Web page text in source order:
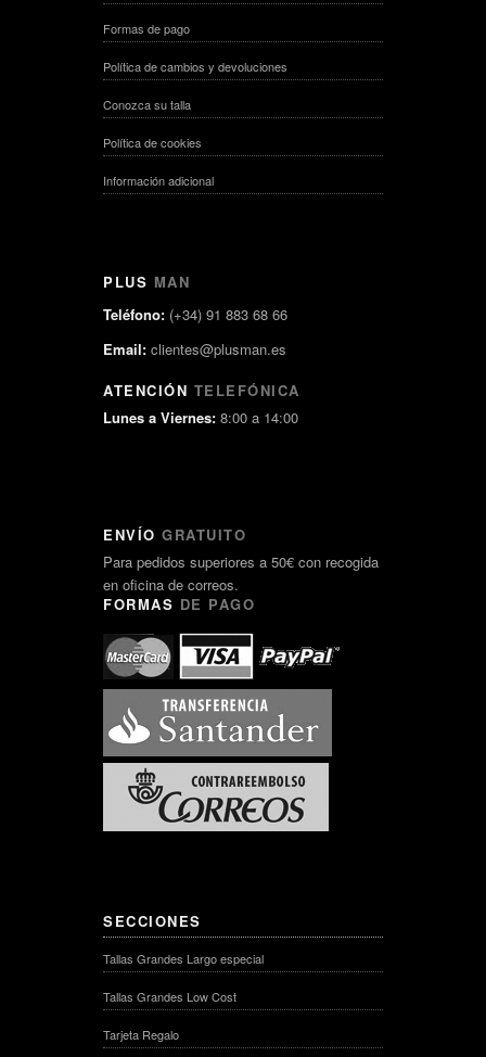
Formas de pago
Política de cambios y devoluciones
Conozca su talla
Política de cookies
Información adicional
PLUS MAN
Teléfono: (+34) 91 883 68 66
Email: clientes@plusman.es
ATENCIÓN TELEFÓNICA
Lunes a Viernes: 8:00 a 14:00
ENVÍO GRATUITO
Para pedidos superiores a 50€ con recogida
en oficina de correos.
FORMAS DE PAGO
SECCIONES
Tallas Grandes Largo especial
Tallas Grandes Low Cost
Tarjeta Regalo